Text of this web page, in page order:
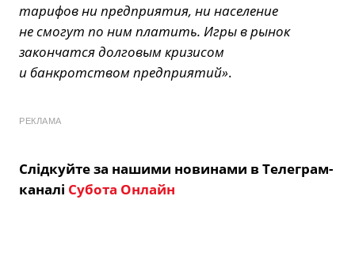
тарифов ни предприятия, ни население
не смогут по ним платить. Игры в рынок
закончатся долговым кризисом
и банкротством предприятий».
РЕКЛАМА
Слідкуйте за нашими новинами в Телеграм-
каналі Субота Онлайн